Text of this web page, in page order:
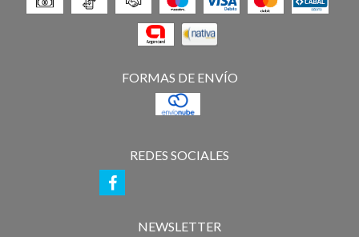
FORMAS DE ENVÍO
REDES SOCIALES
NEWSLETTER